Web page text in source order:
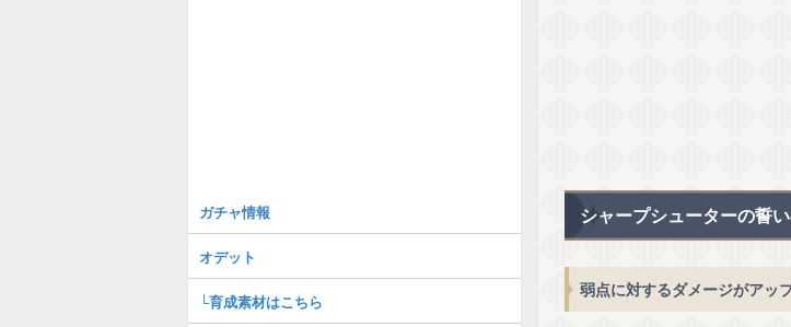
シャープシューターの誓
弱点に対するダメージがアッ
ガチャ情報
オデット
└育成素材はこちら